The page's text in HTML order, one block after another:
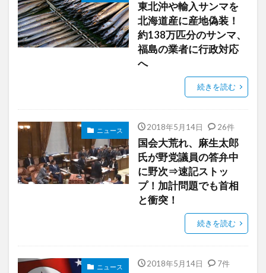
東北沖や輸入サンマを
北海道産に産地偽装！
約138万匹分のサンマ、
福島の業者に行政対応
へ
続きを読む
ニュース 2018年5月14日 26件
国会大荒れ、麻生太郎
氏が野党議員の答弁中
に野次⇒速記ストッ
プ！加計問題でも首相
と衝突！
続きを読む
ニュース 2018年5月14日 7件